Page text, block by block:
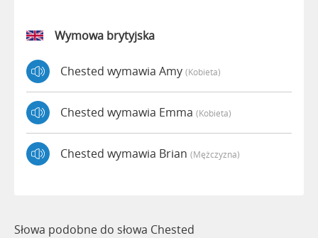
Wymowa brytyjska
Chested wymawia Amy (kobieta)
Chested wymawia Emma (kobieta)
Chested wymawia Brian (mężczyzna)
Słowa podobne do słowa Chested